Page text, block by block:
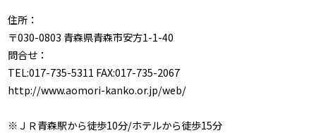
住所：
〒030-0803 青森県青森市安方1-1-40
問合せ：
TEL:017-735-5311 FAX:017-735-2067
http://www.aomori-kanko.or.jp/web/
※ＪＲ青森駅から徒歩10分/ホテルから徒歩15分